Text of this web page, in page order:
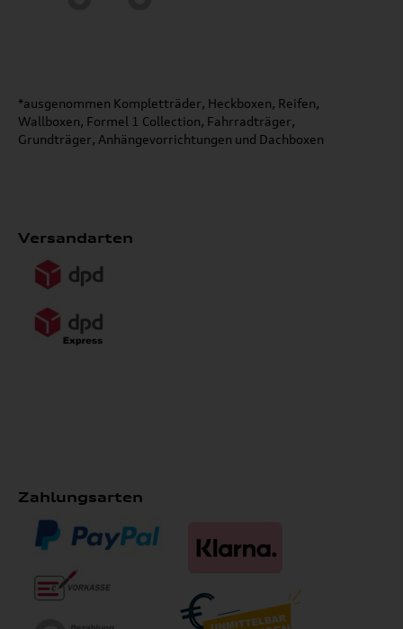
*ausgenommen Kompletträder, Heckboxen, Reifen,
Wallboxen, Formel 1 Collection, Fahrradträger,
Grundträger, Anhängevorrichtungen und Dachboxen
Versandarten
Zahlungsarten